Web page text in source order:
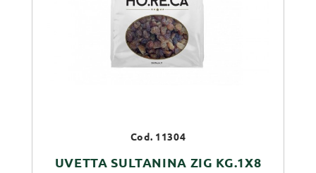
Cod. 11304
UVETTA SULTANINA ZIG KG.1X8